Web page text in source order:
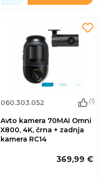
060.303.052 (1)
Avto kamera 70MAI Omni
X800, 4K, črna + zadnja
kamera RC14
369,99 €